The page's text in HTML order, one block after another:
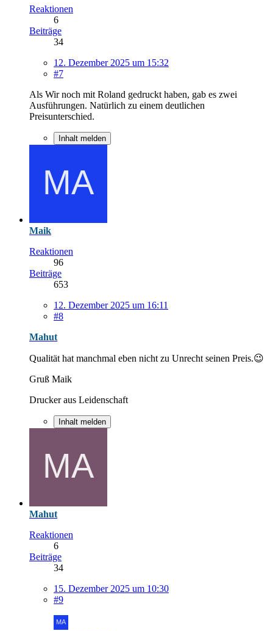
Reaktionen
6
Beiträge
34
12. Dezember 2025 um 15:32
#7
Als Wir noch mit Roland gedruckt haben, gab es zwei
Ausführungen. Natürlich zu einem deutlichen
Preisunterschied.
Inhalt melden
Maik
Reaktionen
96
Beiträge
653
12. Dezember 2025 um 16:11
#8
Mahut
Qualität hat manchmal eben nicht zu Unrecht seinen Preis.😉
Gruß Maik
Drucker aus Leidenschaft
Inhalt melden
Mahut
Reaktionen
6
Beiträge
34
15. Dezember 2025 um 10:30
#9